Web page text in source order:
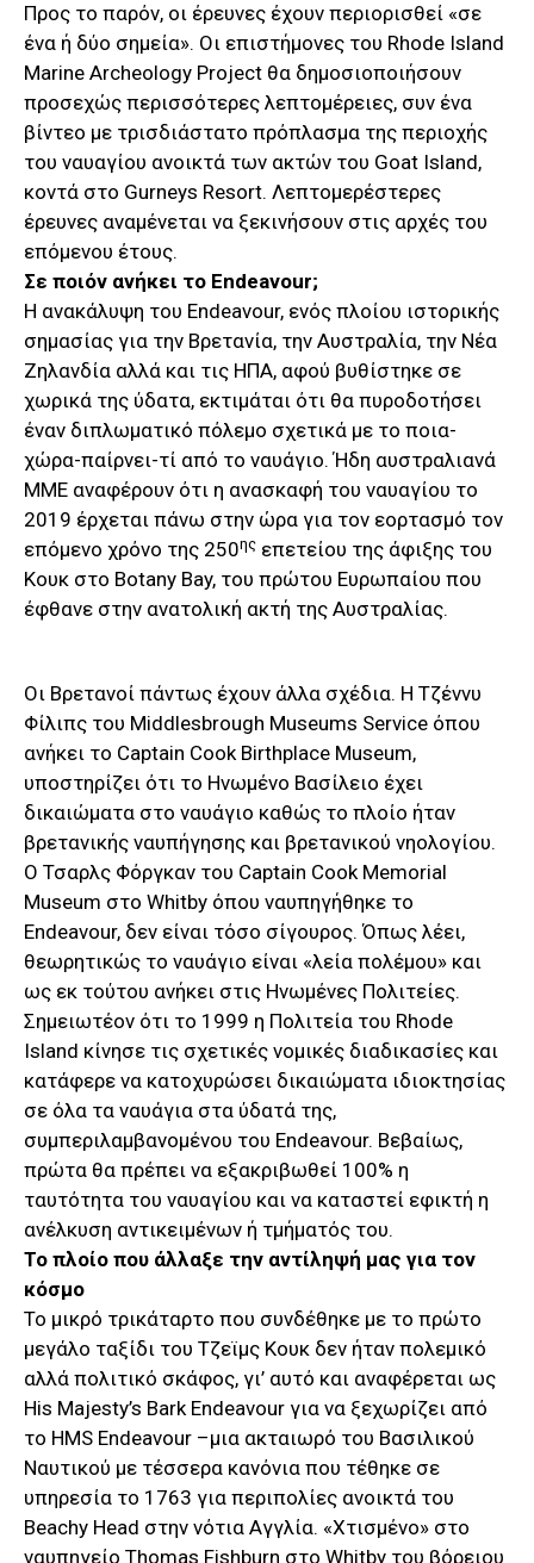
Προς το παρόν, οι έρευνες έχουν περιορισθεί «σε
ένα ή δύο σημεία». Οι επιστήμονες του Rhode Island
Marine Archeology Project θα δημοσιοποιήσουν
προσεχώς περισσότερες λεπτομέρειες, συν ένα
βίντεο με τρισδιάστατο πρόπλασμα της περιοχής
του ναυαγίου ανοικτά των ακτών του Goat Island,
κοντά στο Gurneys Resort. Λεπτομερέστερες
έρευνες αναμένεται να ξεκινήσουν στις αρχές του
επόμενου έτους.
Σε ποιόν ανήκει το Endeavour;
Η ανακάλυψη του Endeavour, ενός πλοίου ιστορικής
σημασίας για την Βρετανία, την Αυστραλία, την Νέα
Ζηλανδία αλλά και τις ΗΠΑ, αφού βυθίστηκε σε
χωρικά της ύδατα, εκτιμάται ότι θα πυροδοτήσει
έναν διπλωματικό πόλεμο σχετικά με το ποια-
χώρα-παίρνει-τί από το ναυάγιο. Ήδη αυστραλιανά
ΜΜΕ αναφέρουν ότι η ανασκαφή του ναυαγίου το
2019 έρχεται πάνω στην ώρα για τον εορτασμό τον
επόμενο χρόνο της 250ης επετείου της άφιξης του
Κουκ στο Botany Bay, του πρώτου Ευρωπαίου που
έφθανε στην ανατολική ακτή της Αυστραλίας.
Οι Βρετανοί πάντως έχουν άλλα σχέδια. Η Τζέννυ
Φίλιπς του Middlesbrough Museums Service όπου
ανήκει το Captain Cook Birthplace Museum,
υποστηρίζει ότι το Ηνωμένο Βασίλειο έχει
δικαιώματα στο ναυάγιο καθώς το πλοίο ήταν
βρετανικής ναυπήγησης και βρετανικού νηολογίου.
Ο Τσαρλς Φόργκαν του Captain Cook Memorial
Museum στο Whitby όπου ναυπηγήθηκε το
Endeavour, δεν είναι τόσο σίγουρος. Όπως λέει,
θεωρητικώς το ναυάγιο είναι «λεία πολέμου» και
ως εκ τούτου ανήκει στις Ηνωμένες Πολιτείες.
Σημειωτέον ότι το 1999 η Πολιτεία του Rhode
Island κίνησε τις σχετικές νομικές διαδικασίες και
κατάφερε να κατοχυρώσει δικαιώματα ιδιοκτησίας
σε όλα τα ναυάγια στα ύδατά της,
συμπεριλαμβανομένου του Endeavour. Βεβαίως,
πρώτα θα πρέπει να εξακριβωθεί 100% η
ταυτότητα του ναυαγίου και να καταστεί εφικτή η
ανέλκυση αντικειμένων ή τμήματός του.
Το πλοίο που άλλαξε την αντίληψή μας για τον
κόσμο
Το μικρό τρικάταρτο που συνδέθηκε με το πρώτο
μεγάλο ταξίδι του Τζεϊμς Κουκ δεν ήταν πολεμικό
αλλά πολιτικό σκάφος, γι’ αυτό και αναφέρεται ως
His Majesty’s Bark Endeavour για να ξεχωρίζει από
το HMS Endeavour –μια ακταιωρό του Βασιλικού
Ναυτικού με τέσσερα κανόνια που τέθηκε σε
υπηρεσία το 1763 για περιπολίες ανοικτά του
Beachy Head στην νότια Αγγλία. «Χτισμένο» στο
ναυπηγείο Thomas Fishburn στο Whitby του βόρειου